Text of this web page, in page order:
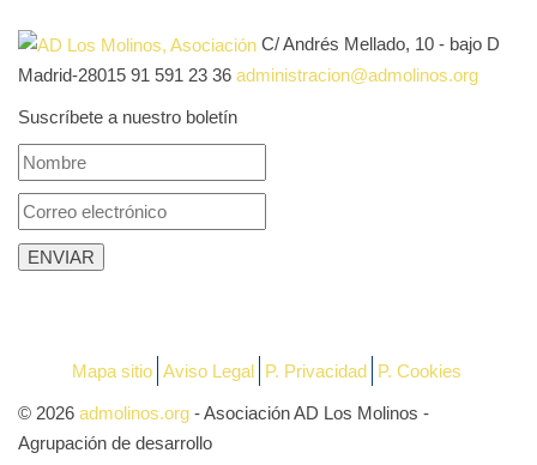
C/ Andrés Mellado, 10 - bajo D
Madrid-28015 91 591 23 36 administracion@admolinos.org
Suscríbete a nuestro boletín
Mapa sitio Aviso Legal P. Privacidad P. Cookies
© 2026 admolinos.org - Asociación AD Los Molinos -
Agrupación de desarrollo